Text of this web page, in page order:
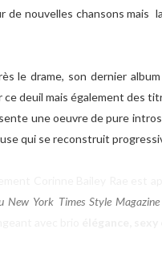
de nouvelles chansons mais
le drame, son dernier
ce deuil mais également des
une oeuvre de pure
qui se reconstruit
New York Times Style Magazine